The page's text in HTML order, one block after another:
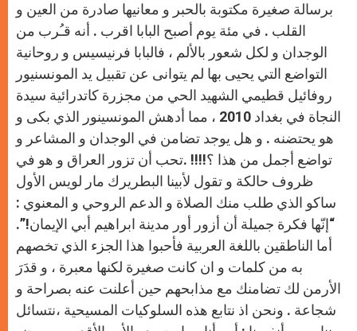
برسالة صغيرة مكتوبة بالحبر و معانيها صادرة من العين و
القلب . في مئة يوم أصبح البابا اقرب . أنه قـُرب من
الوجدان و لكل شعور بالألم ، فالبابا فرنيسيس و روحانية
التواضع التي يحيى بها لم يتوانى عن تقبيل يد المونسنيور
روفائيل قطيمي الشهيد الحي من مجزرة كاتدرائية سيدة
النجاة في بغداد 2010 ، مما أدهش المونسينور الذي بكى و
هو يحتضنه . و هل يوجد تضامن في الوجدان و المشاعر و
تواضع أجمل من هذا ؟!!!! .تحب أن تزور العراق و هو في
ظروف حالكة و تقول لأبينا البطريرك مار لويس الأول
ساكو الذي طلب منك الصلاة و الدعم الروحي و المعنوي :
“إنّها فكرة جميلة أن أزور أور مدينة ابراهيم أبي الإيمان!”.
أما الناطقين باللغة العربية فأحبوا هذا الجزء الذي تخصهم
به من كلمات و ان كانت صغيرة لكنها معبرة ، و قدَرَ
الأرمن لك تضامنك مع مذابحهم حين أعلنت عنه بصراحة و
شجاعة . ونحن اذ نتابع هذه السلوكيات المسيحية ،نتسائل